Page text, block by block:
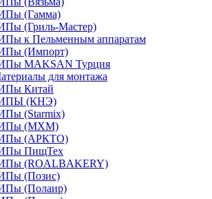
(Гамма)
(Гриль-Мастер)
к Пельменным аппаратам
(Импорт)
MAKSAN Турция
для монтажа
Китай
(КНЭ)
(Starmix)
(МХМ)
(АРКТО)
ПищТех
(ROALBAKERY)
(Позис)
(Полаир)